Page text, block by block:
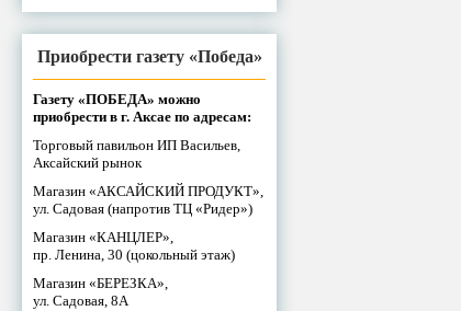
Приобрести газету «Победа»
Газету «ПОБЕДА» можно
приобрести в г. Аксае по адресам:
Торговый павильон ИП Васильев,
Аксайский рынок
Магазин «АКСАЙСКИЙ ПРОДУКТ»,
ул. Садовая (напротив ТЦ «Ридер»)
Магазин «КАНЦЛЕР»,
пр. Ленина, 30 (цокольный этаж)
Магазин «БЕРЕЗКА»,
ул. Садовая, 8А